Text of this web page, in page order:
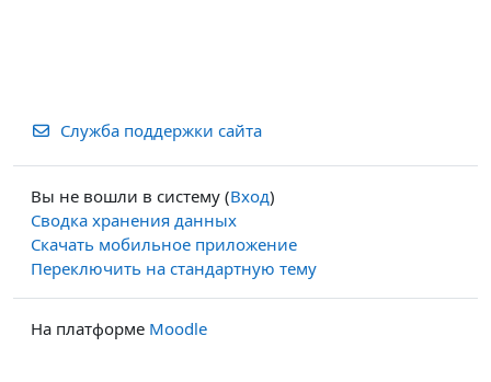
Служба поддержки сайта
Вы не вошли в систему (Вход)
Сводка хранения данных
Скачать мобильное приложение
Переключить на стандартную тему
На платформе Moodle